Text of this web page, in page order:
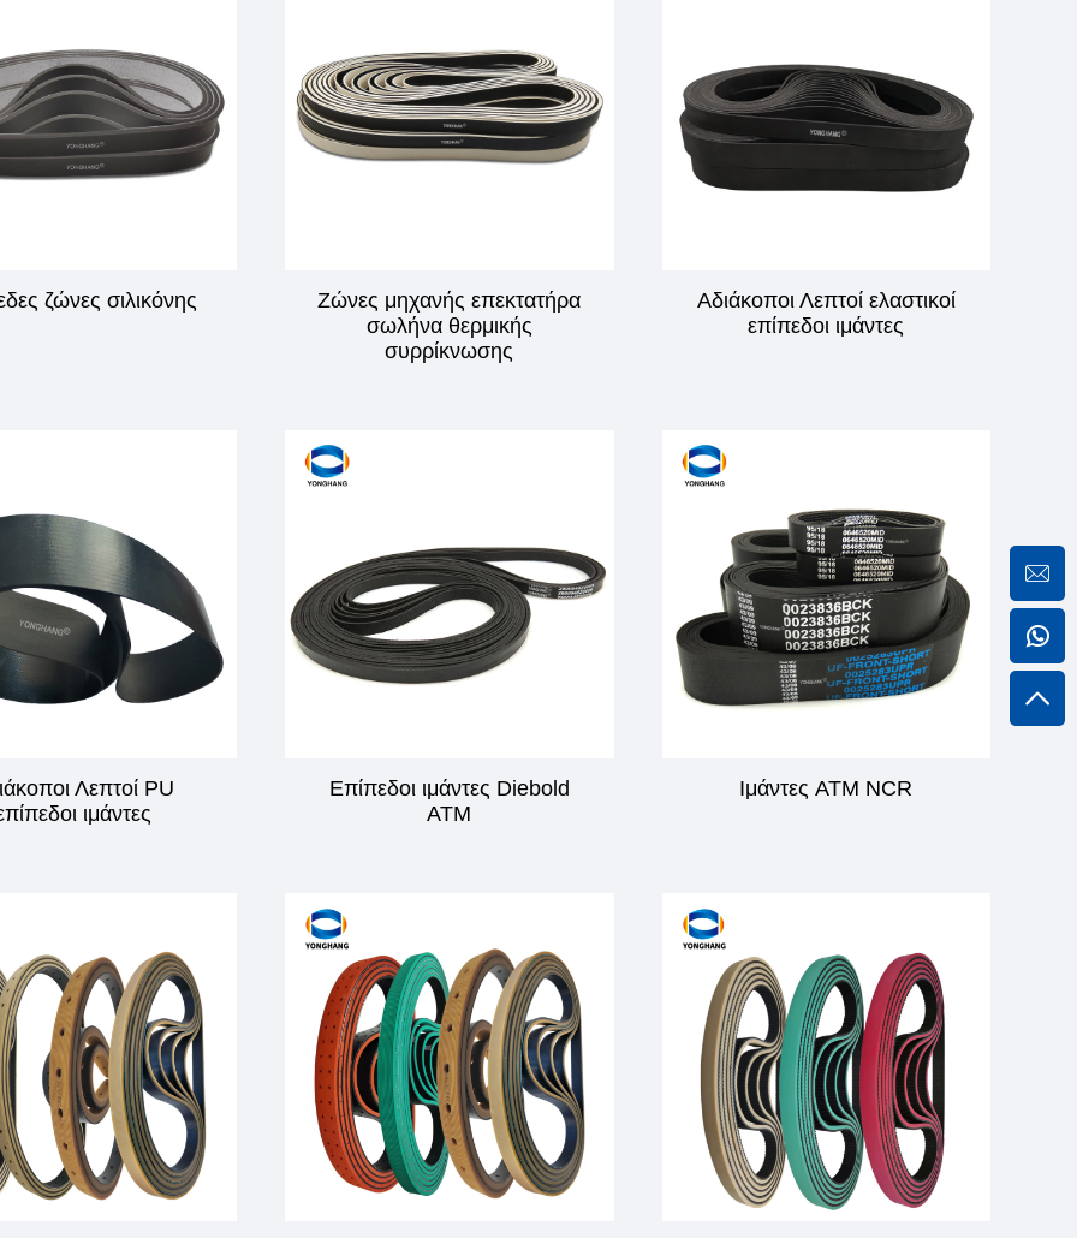
ζώνες σιλικόνης
Ζώνες μηχανής επεκτατήρα
σωλήνα θερμικής
συρρίκνωσης
Αδιάκοποι Λεπτοί ελαστικοί
επίπεδοι ιμάντες
Λεπτοί PU
ιμάντες
Επίπεδοι ιμάντες Diebold
ATM
Ιμάντες ATM NCR